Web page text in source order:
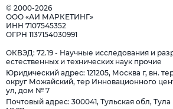
© 2000-2026
ООО «АИ МАРКЕТИНГ»
ИНН 7107545352
ОГРН 1137154030991
ОКВЭД: 72.19 - Научные исследования и
естественных и технических наук прочие
Юридический адрес: 121205, Москва г, вн.
округ Можайский, тер Инновационного
ул, дом № 7
Почтовый адрес: 300041, Тульская обл,